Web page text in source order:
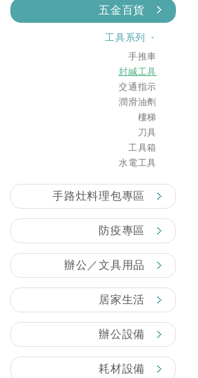
五金百貨
工具系列
手推車
封緘工具
交通指示
潤滑油劑
樓梯
刀具
工具箱
水電工具
手路灶料理包專區
防疫專區
辦公／文具用品
居家生活
辦公設備
耗材設備